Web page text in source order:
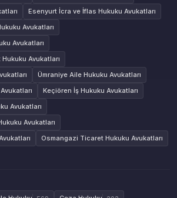
Esenyurt İcra ve İflas Hukuku Avukatları
Avukatları
Avukatları
Avukatları
Ümraniye Aile Hukuku Avukatları
Keçiören İş Hukuku Avukatları
Avukatları
Avukatları
Osmangazi Ticaret Hukuku Avukatları